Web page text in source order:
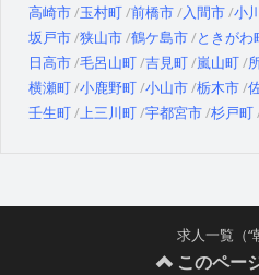
高崎市 玉村町 前橋市 入間市 小
坂戸市 狭山市 鶴ケ島市 ときがわ
日高市 毛呂山町 吉見町 嵐山町
横瀬町 小鹿野町 小山市 栃木市
壬生町 上三川町 宇都宮市 杉戸町
求人一覧（“
このペー